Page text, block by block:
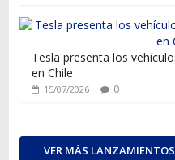
Tesla presenta los
en Chile
15/07/2026 0
VER MÁS